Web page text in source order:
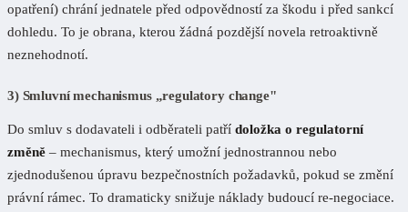
opatření) chrání jednatele před odpovědností za škodu i před sankcí
dohledu. To je obrana, kterou žádná pozdější novela retroaktivně
neznehodnotí.
3) Smluvní mechanismus „regulatory change"
Do smluv s dodavateli i odběrateli patří doložka o regulatorní
změně – mechanismus, který umožní jednostrannou nebo
zjednodušenou úpravu bezpečnostních požadavků, pokud se změní
právní rámec. To dramaticky snižuje náklady budoucí re-negociace.